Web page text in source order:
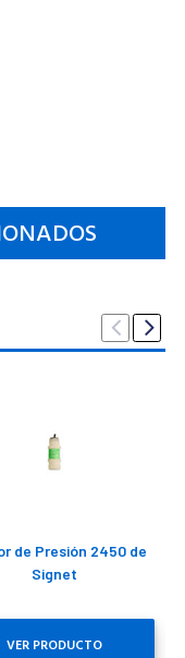
de Presión 2450 de
Signet
VER PRODUCTO